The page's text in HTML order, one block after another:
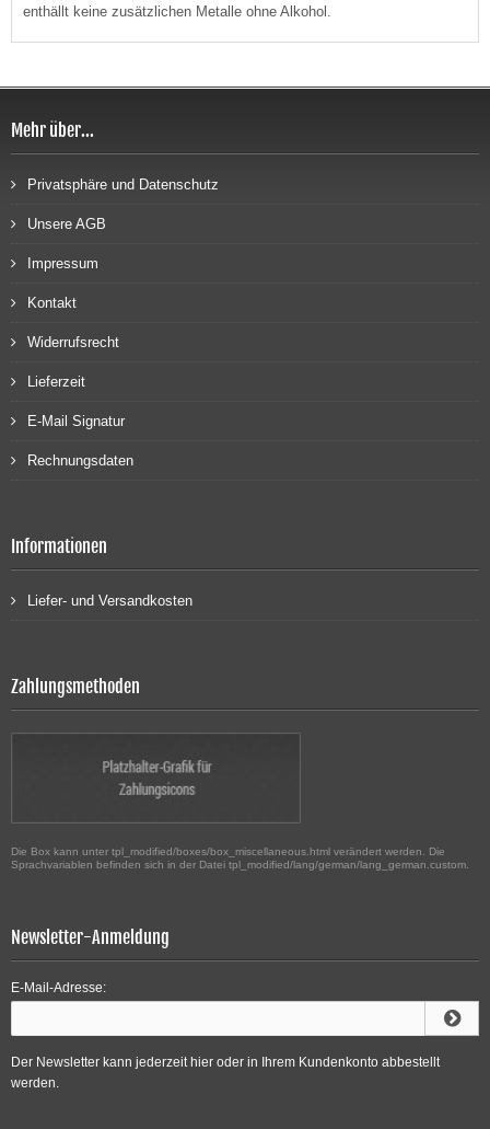
enthällt keine zusätzlichen Metalle ohne Alkohol.
Mehr über...
Privatsphäre und Datenschutz
Unsere AGB
Impressum
Kontakt
Widerrufsrecht
Lieferzeit
E-Mail Signatur
Rechnungsdaten
Informationen
Liefer- und Versandkosten
Zahlungsmethoden
Die Box kann unter tpl_modified/boxes/box_miscellaneous.html verändert werden. Die
Sprachvariablen befinden sich in der Datei tpl_modified/lang/german/lang_german.custom.
Newsletter-Anmeldung
E-Mail-Adresse:
Der Newsletter kann jederzeit hier oder in Ihrem Kundenkonto abbestellt
werden.